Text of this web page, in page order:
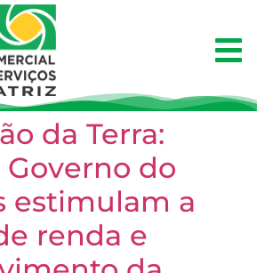
da Terra:
Governo do
estimulam a
renda e